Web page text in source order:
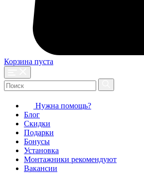
Корзина пуста
Нужна помощь?
Блог
Скидки
Подарки
Бонусы
Установка
Монтажники рекомендуют
Вакансии